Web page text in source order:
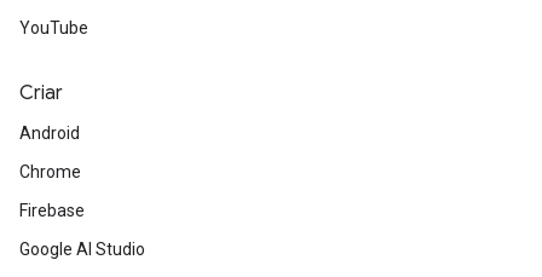
YouTube
Criar
Android
Chrome
Firebase
Google AI Studio